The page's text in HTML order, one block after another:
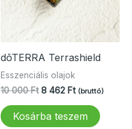
dōTERRA Terrashield
Esszenciális olajok
10 000Ft Original
was:
10
8 462 FtCurrent
8
(bruttó)
Kosárba teszem